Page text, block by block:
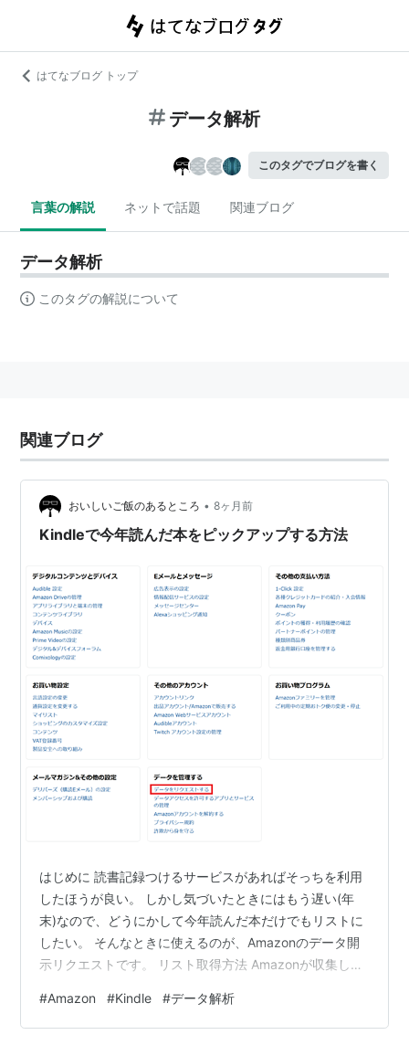
はてなブログ トップ
データ解析
このタグでブログを書く
言葉の解説 ネットで話題 関連ブログ
データ解析
このタグの解説について
関連ブログ
おいしいご飯のあるところ • 8ヶ月前
Kindleで今年読んだ本をピックアップする方法
はじめに 読書記録つけるサービスがあればそっちを利用
したほうが良い。 しかし気づいたときにはもう遅い(年
末)なので、どうにかして今年読んだ本だけでもリストに
したい。 そんなときに使えるのが、Amazonのデータ開
示リクエストです。 リスト取得方法 Amazonが収集して
目的は「2025年に読んだKindleの本をリストにしたい」
なので、その方法を。 データをリクエストする まずはア
#Amazon #Kindle #データ解析